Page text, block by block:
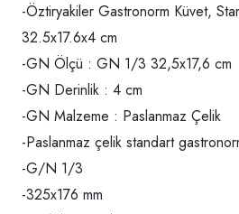
-Öztiryakiler Gastronorm Küvet,
32.5x17.6x4 cm
-GN Ölçü : GN 1/3 32,5x17,6 cm
-GN Derinlik : 4 cm
-GN Malzeme : Paslanmaz Çelik
-Paslanmaz çelik standart
-G/N 1/3
-325x176 mm